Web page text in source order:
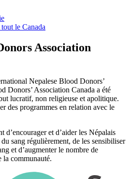
le Canada
Association
Nepalese Blood Donors’
Donors’ Association Canada a été
lucratif, non religieuse et apolitique.
des programmes en relation avec le
d’encourager et d’aider les Népalais
sang régulièrement, de les sensibiliser
et d’augmenter le nombre de
la communauté.